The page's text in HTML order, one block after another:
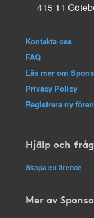
415 11
Kontakta oss
FAQ
Läs mer om
Privacy Policy
Registrera ny
Hjälp och
Skapa ett ärende
Mer av